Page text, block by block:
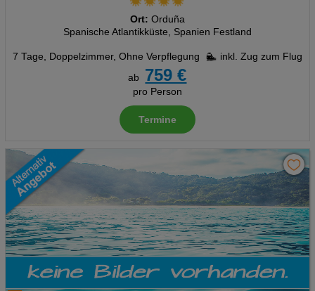
Ort: Orduña
Spanische Atlantikküste, Spanien Festland
7 Tage, Doppelzimmer, Ohne Verpflegung
inkl. Zug zum Flug
ab
759 €
pro Person
Termine